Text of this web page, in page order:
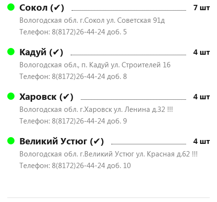
Сокол (✔) 7 шт
Вологодская обл. г.Сокол ул. Советская 91д
Телефон: 8(8172)26-44-24 доб. 5
Кадуй (✔) 4 шт
Вологодская обл., п. Кадуй ул. Строителей 16
Телефон: 8(8172)26-44-24 доб. 8
Харовск (✔) 4 шт
Вологодская обл. г.Харовск ул. Ленина д.32 !!!
Телефон: 8(8172)26-44-24 доб. 9
Великий Устюг (✔) 4 шт
Вологодская обл. г.Великий Устюг ул. Красная д.62 !!!
Телефон: 8(8172)26-44-24 доб. 10